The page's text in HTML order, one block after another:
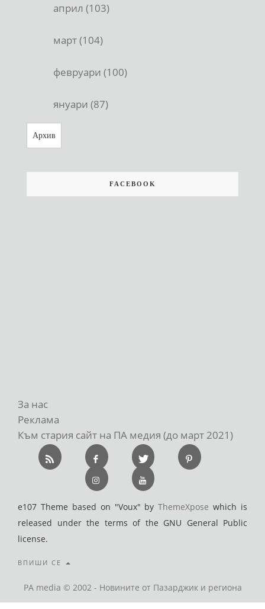
април (103)
март (104)
февруари (100)
януари (87)
Архив
FACEBOOK
За нас
Реклама
Към стария сайт на ПА медия (до март 2021)
e107 Theme based on "Voux" byThemeXpose which is
released under the terms of the GNU General Public
license.
ВПИШИ СЕ
PA media © 2002 - Новините от Пазарджик и региона